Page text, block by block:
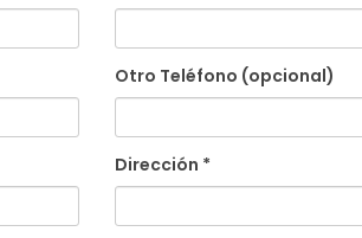
Otro Teléfono (opcional)
Dirección *